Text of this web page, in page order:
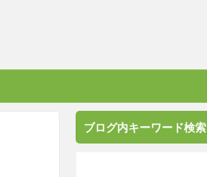
ブログ内キーワード検索